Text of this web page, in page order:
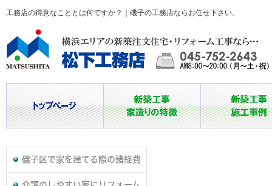
工務店の得意なこととは何ですか？｜磯子の工務店ならお任せ下さい。
磯子区で家を建てる際の諸経費